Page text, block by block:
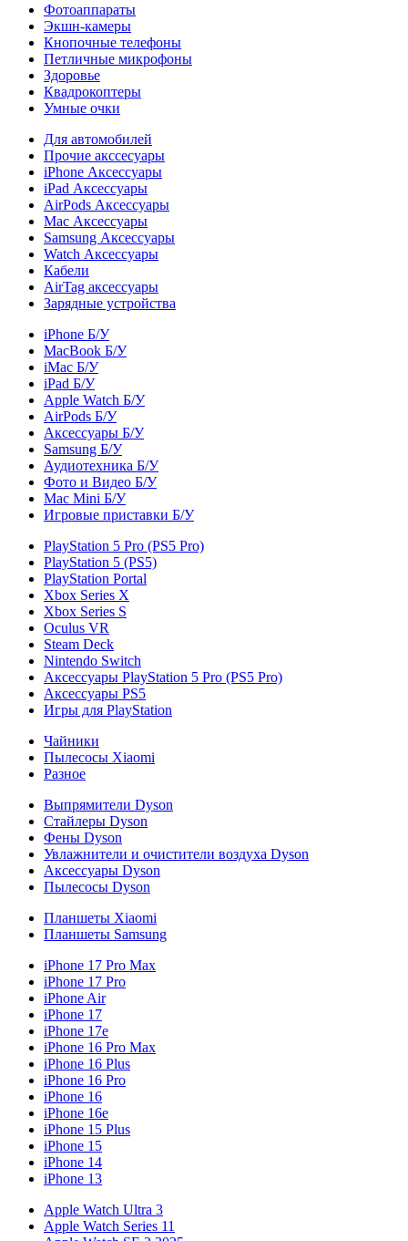
Фотоаппараты
Экшн-камеры
Кнопочные телефоны
Петличные микрофоны
Здоровье
Квадрокоптеры
Умные очки
Для автомобилей
Прочие акссесуары
iPhone Аксессуары
iPad Аксессуары
AirPods Аксессуары
Mac Аксессуары
Samsung Аксессуары
Watch Аксессуары
Кабели
AirTag аксессуары
Зарядные устройства
iPhone Б/У
MacBook Б/У
iMac Б/У
iPad Б/У
Apple Watch Б/У
AirPods Б/У
Аксессуары Б/У
Samsung Б/У
Аудиотехника Б/У
Фото и Видео Б/У
Mac Mini Б/У
Игровые приставки Б/У
PlayStation 5 Pro (PS5 Pro)
PlayStation 5 (PS5)
PlayStation Portal
Xbox Series X
Xbox Series S
Oculus VR
Steam Deck
Nintendo Switch
Аксессуары PlayStation 5 Pro (PS5 Pro)
Аксессуары PS5
Игры для PlayStation
Чайники
Пылесосы Xiaomi
Разное
Выпрямители Dyson
Стайлеры Dyson
Фены Dyson
Увлажнители и очистители воздуха Dyson
Аксессуары Dyson
Пылесосы Dyson
Планшеты Xiaomi
Планшеты Samsung
iPhone 17 Pro Max
iPhone 17 Pro
iPhone Air
iPhone 17
iPhone 17e
iPhone 16 Pro Max
iPhone 16 Plus
iPhone 16 Pro
iPhone 16
iPhone 16e
iPhone 15 Plus
iPhone 15
iPhone 14
iPhone 13
Apple Watch Ultra 3
Apple Watch Series 11